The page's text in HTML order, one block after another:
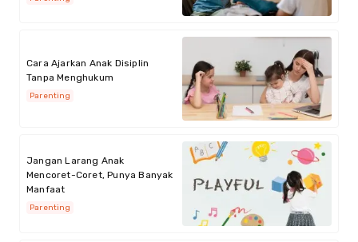
Cara Ajarkan Anak Disiplin
Tanpa Menghukum
Parenting
Jangan Larang Anak
Mencoret-Coret, Punya Banyak
Manfaat
Parenting